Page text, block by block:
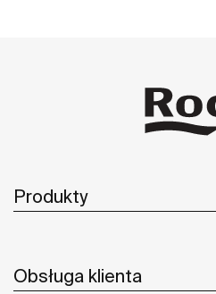
Produkty
Obsługa klienta